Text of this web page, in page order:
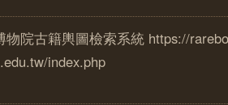
物院古籍輿圖檢索系統 https://
index.php